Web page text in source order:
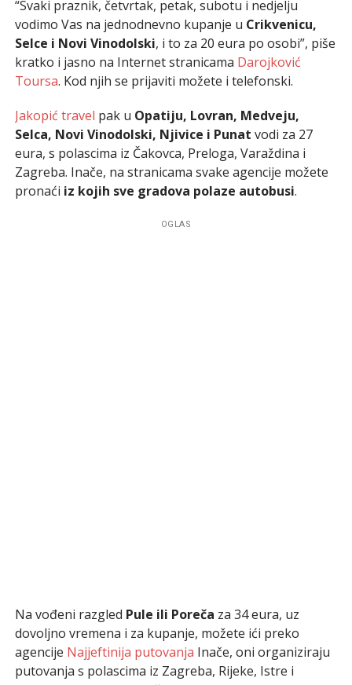
“Svaki praznik, četvrtak, petak, subotu i nedjelju
vodimo Vas na jednodnevno kupanje u Crikvenicu,
Selce i Novi Vinodolski, i to za 20 eura po osobi”, piše
kratko i jasno na Internet stranicama Darojković
Toursa. Kod njih se prijaviti možete i telefonski.
Jakopić travel pak u Opatiju, Lovran, Medveju,
Selca, Novi Vinodolski, Njivice i Punat vodi za 27
eura, s polascima iz Čakovca, Preloga, Varaždina i
Zagreba. Inače, na stranicama svake agencije možete
pronaći iz kojih sve gradova polaze autobusi.
OGLAS
Na vođeni razgled Pule ili Poreča za 34 eura, uz
dovoljno vremena i za kupanje, možete ići preko
agencije Najjeftinija putovanja Inače, oni organiziraju
putovanja s polascima iz Zagreba, Rijeke, Istre i